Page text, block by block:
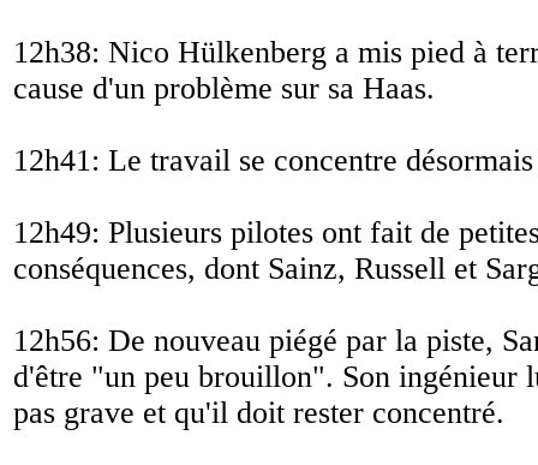
12h38: Nico Hülkenberg a mis pied à
cause d'un problème sur sa Haas.
12h41: Le travail se concentre
12h49: Plusieurs pilotes ont fait de
conséquences, dont Sainz, Russell et
12h56: De nouveau piégé par la piste,
d'être "un peu brouillon". Son ingénieur
pas grave et qu'il doit rester concentré.